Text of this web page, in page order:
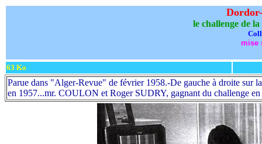
le challenge de
mise
63 Ko
Parue dans "Alger-Revue" de février 1958.-De gauche à droite
en 1957...mr. COULON et Roger SUDRY, gagnant du challenge